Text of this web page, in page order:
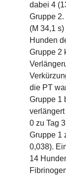
dabei 4
Gruppe
(M 34,1
Hunden
Gruppe 2
die PT
Gruppe 1
verlängert
0 zu Tag
Gruppe 1
0,038).
14